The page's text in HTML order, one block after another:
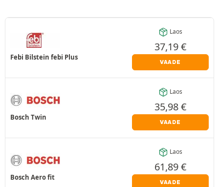
Febi Bilstein febi Plus
Laos
37,19€
VAADE
Bosch Twin
Laos
35,98€
VAADE
Bosch Aero fit
Laos
61,89€
VAADE